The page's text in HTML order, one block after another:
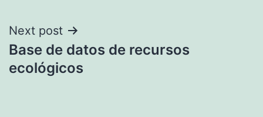
Next post
Base de datos de recursos
ecológicos